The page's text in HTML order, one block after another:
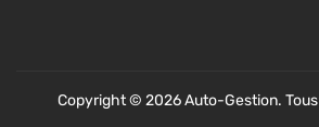
Copyright © 2026 Auto-Gestion.